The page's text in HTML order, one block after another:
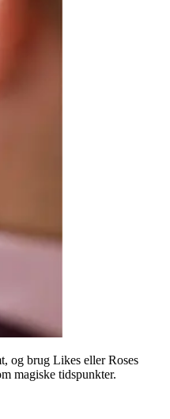
og brug Likes eller Roses
magiske tidspunkter.